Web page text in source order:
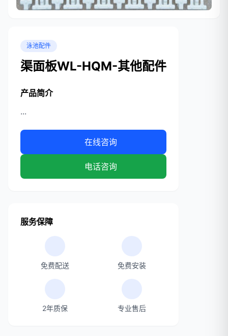
泳池配件
渠面板WL-HQM-其他配件
产品简介
...
在线咨询
电话咨询
服务保障
免费配送 免费安装
2年质保 专业售后